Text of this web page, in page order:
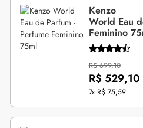
Kenzo
World Eau
Feminino
R$ 699,10
R$ 529,10
7x R$ 75,59